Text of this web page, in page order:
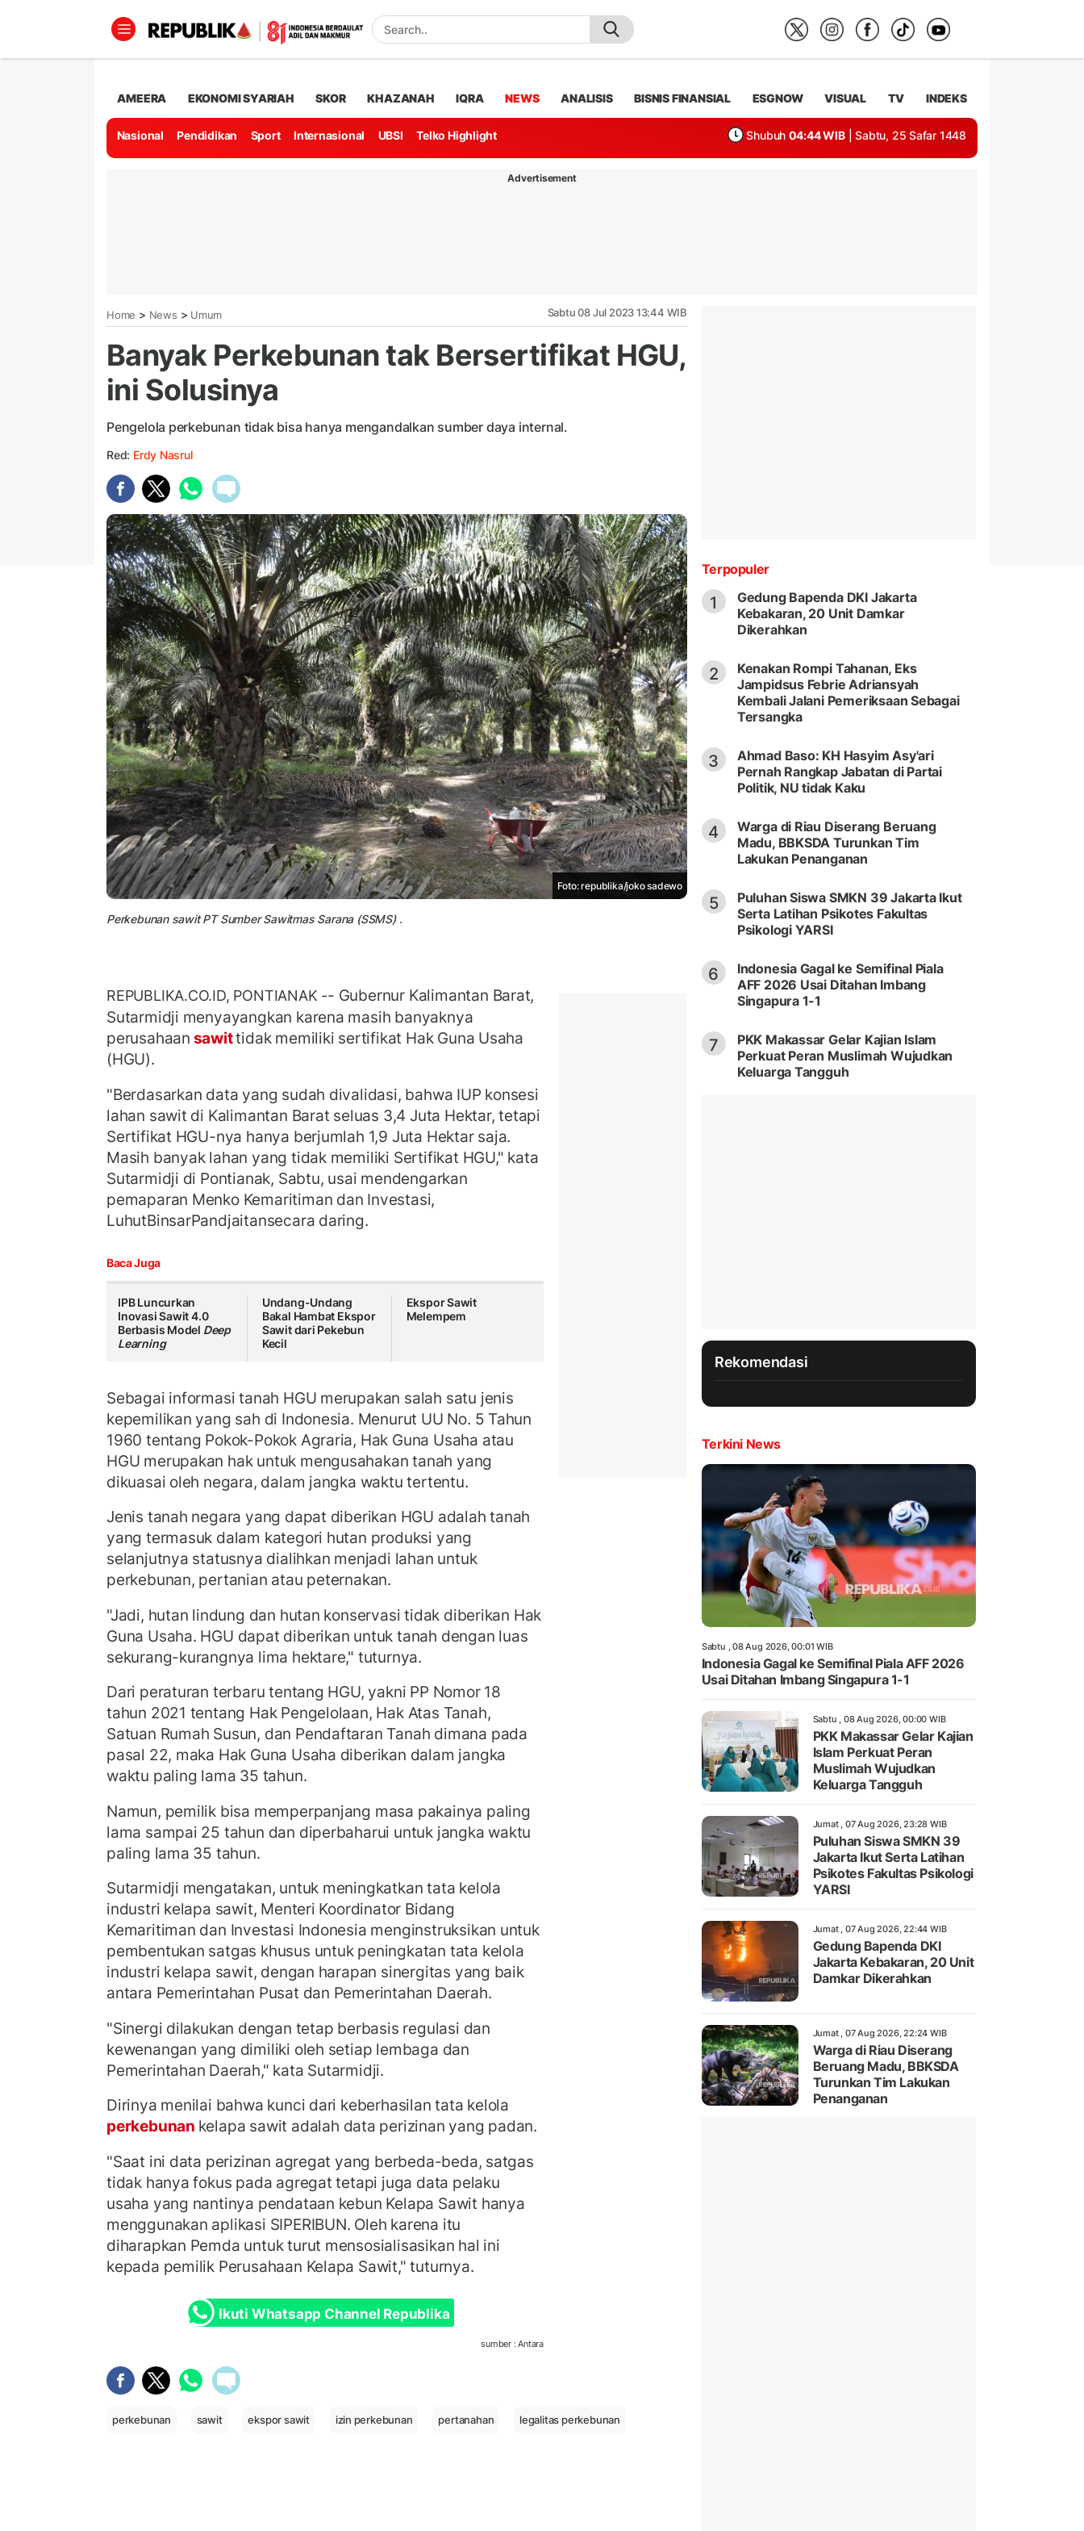
AMEERA EKONOMI SYARIAH SKOR KHAZANAH IQRA NEWS ANALISIS BISNIS FINANSIAL ESGNOW VISUAL TV INDEKS
Nasional Pendidikan Sport Internasional UBSI Telko Highlight Shubuh 04:44 WIB | Sabtu, 25 Safar 1448
Advertisement
Home > News > Umum Sabtu 08 Jul 2023 13:44 WIB
Banyak Perkebunan tak Bersertifikat HGU,
ini Solusinya
Pengelola perkebunan tidak bisa hanya mengandalkan sumber daya internal.
Red: Erdy Nasrul
Foto: republika/joko sadewo
Perkebunan sawit PT Sumber Sawitmas Sarana (SSMS) .
REPUBLIKA.CO.ID, PONTIANAK -- Gubernur Kalimantan Barat,
Sutarmidji menyayangkan karena masih banyaknya
perusahaan sawittidak memiliki sertifikat Hak Guna Usaha
(HGU).
"Berdasarkan data yang sudah divalidasi, bahwa IUP konsesi
lahan sawit di Kalimantan Barat seluas 3,4 Juta Hektar, tetapi
Sertifikat HGU-nya hanya berjumlah 1,9 Juta Hektar saja.
Masih banyak lahan yang tidak memiliki Sertifikat HGU," kata
Sutarmidji di Pontianak, Sabtu, usai mendengarkan
pemaparan Menko Kemaritiman dan Investasi,
LuhutBinsarPandjaitansecara daring.
Baca Juga
IPB Luncurkan
Inovasi Sawit 4.0
Berbasis Model Deep
Learning
Undang-Undang
Bakal Hambat Ekspor
Sawit dari Pekebun
Kecil
Ekspor Sawit
Melempem
Sebagai informasi tanah HGU merupakan salah satu jenis
kepemilikan yang sah di Indonesia. Menurut UU No. 5 Tahun
1960 tentang Pokok-Pokok Agraria, Hak Guna Usaha atau
HGU merupakan hak untuk mengusahakan tanah yang
dikuasai oleh negara, dalam jangka waktu tertentu.
Jenis tanah negara yang dapat diberikan HGU adalah tanah
yang termasuk dalam kategori hutan produksi yang
selanjutnya statusnya dialihkan menjadi lahan untuk
perkebunan, pertanian atau peternakan.
"Jadi, hutan lindung dan hutan konservasi tidak diberikan Hak
Guna Usaha. HGU dapat diberikan untuk tanah dengan luas
sekurang-kurangnya lima hektare," tuturnya.
Dari peraturan terbaru tentang HGU, yakni PP Nomor 18
tahun 2021 tentang Hak Pengelolaan, Hak Atas Tanah,
Satuan Rumah Susun, dan Pendaftaran Tanah dimana pada
pasal 22, maka Hak Guna Usaha diberikan dalam jangka
waktu paling lama 35 tahun.
Namun, pemilik bisa memperpanjang masa pakainya paling
lama sampai 25 tahun dan diperbaharui untuk jangka waktu
paling lama 35 tahun.
Sutarmidji mengatakan, untuk meningkatkan tata kelola
industri kelapa sawit, Menteri Koordinator Bidang
Kemaritiman dan Investasi Indonesia menginstruksikan untuk
pembentukan satgas khusus untuk peningkatan tata kelola
industri kelapa sawit, dengan harapan sinergitas yang baik
antara Pemerintahan Pusat dan Pemerintahan Daerah.
"Sinergi dilakukan dengan tetap berbasis regulasi dan
kewenangan yang dimiliki oleh setiap lembaga dan
Pemerintahan Daerah," kata Sutarmidji.
Dirinya menilai bahwa kunci dari keberhasilan tata kelola
perkebunan kelapa sawit adalah data perizinan yang padan.
"Saat ini data perizinan agregat yang berbeda-beda, satgas
tidak hanya fokus pada agregat tetapi juga data pelaku
usaha yang nantinya pendataan kebun Kelapa Sawit hanya
menggunakan aplikasi SIPERIBUN. Oleh karena itu
diharapkan Pemda untuk turut mensosialisasikan hal ini
kepada pemilik Perusahaan Kelapa Sawit," tuturnya.
Ikuti Whatsapp Channel Republika
sumber : Antara
perkebunan sawit ekspor sawit izin perkebunan pertanahan legalitas perkebunan
Terpopuler
1
Gedung Bapenda DKI Jakarta
Kebakaran, 20 Unit Damkar
Dikerahkan
2
Kenakan Rompi Tahanan, Eks
Jampidsus Febrie Adriansyah
Kembali Jalani Pemeriksaan Sebagai
Tersangka
3
Ahmad Baso: KH Hasyim Asy'ari
Pernah Rangkap Jabatan di Partai
Politik, NU tidak Kaku
4
Warga di Riau Diserang Beruang
Madu, BBKSDA Turunkan Tim
Lakukan Penanganan
5
Puluhan Siswa SMKN 39 Jakarta Ikut
Serta Latihan Psikotes Fakultas
Psikologi YARSI
6
Indonesia Gagal ke Semifinal Piala
AFF 2026 Usai Ditahan Imbang
Singapura 1-1
7
PKK Makassar Gelar Kajian Islam
Perkuat Peran Muslimah Wujudkan
Keluarga Tangguh
Rekomendasi
Terkini News
Sabtu , 08 Aug 2026, 00:01 WIB
Indonesia Gagal ke Semifinal Piala AFF 2026
Usai Ditahan Imbang Singapura 1-1
Sabtu , 08 Aug 2026, 00:00 WIB
PKK Makassar Gelar Kajian
Islam Perkuat Peran
Muslimah Wujudkan
Keluarga Tangguh
Jumat , 07 Aug 2026, 23:28 WIB
Puluhan Siswa SMKN 39
Jakarta Ikut Serta Latihan
Psikotes Fakultas Psikologi
YARSI
Jumat , 07 Aug 2026, 22:44 WIB
Gedung Bapenda DKI
Jakarta Kebakaran, 20 Unit
Damkar Dikerahkan
Jumat , 07 Aug 2026, 22:24 WIB
Warga di Riau Diserang
Beruang Madu, BBKSDA
Turunkan Tim Lakukan
Penanganan